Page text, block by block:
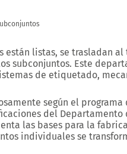
están listas, se trasladan
subconjuntos. Este
de etiquetado,
según el
del Departamento
las bases para la
individuales se